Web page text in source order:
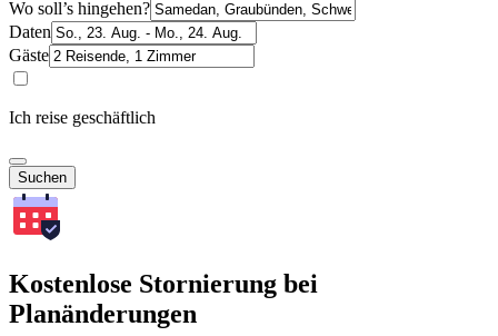
Wo soll’s hingehen?
Daten
Gäste
Ich reise geschäftlich
Suchen
Kostenlose Stornierung bei
Planänderungen